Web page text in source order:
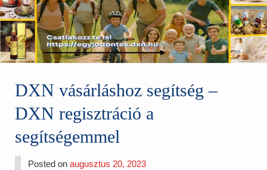
DXN vásárláshoz segítség –
DXN regisztráció a
segítségemmel
Posted onaugusztus 20, 2023